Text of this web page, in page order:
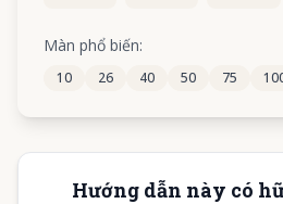
227
232 233 234
Màn phổ biến:
10 26 40 50 75
Hướng dẫn này có